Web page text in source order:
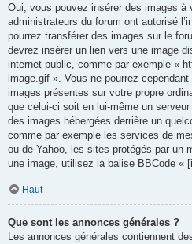
Oui, vous pouvez insérer des images à
administrateurs du forum ont autorisé
pourrez transférer des images sur le
devrez insérer un lien vers une image
internet public, comme par exemple «
image.gif ». Vous ne pourrez
images présentes sur votre propre
que celui-ci soit en lui-même un
des images hébergées derrière un
comme par exemple les services de
ou de Yahoo, les sites protégés par un
une image, utilisez la balise BBCode «
Haut
Que sont les annonces générales ?
Les annonces générales contiennent